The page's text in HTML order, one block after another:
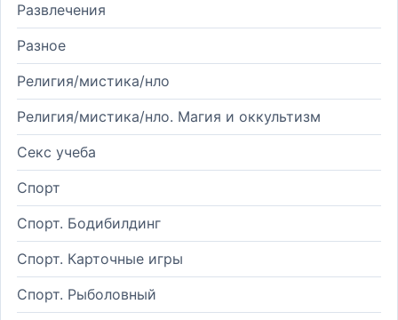
Развлечения
Разное
Религия/мистика/нло
Религия/мистика/нло. Магия и оккультизм
Секс учеба
Спорт
Спорт. Бодибилдинг
Спорт. Карточные игры
Спорт. Рыболовный